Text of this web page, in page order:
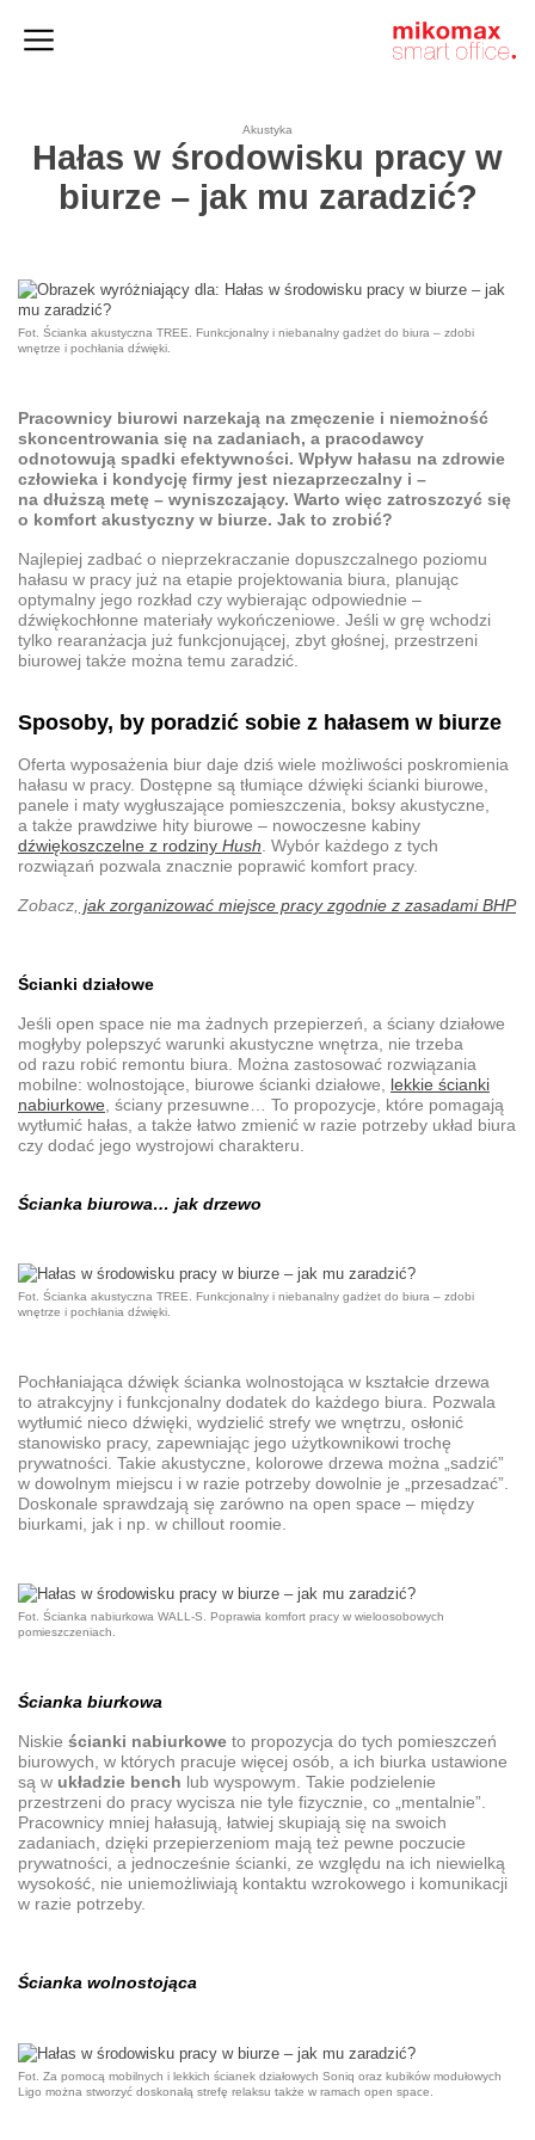
Akustyka
Hałas w środowisku pracy w
biurze – jak mu zaradzić?
Fot. Ścianka akustyczna TREE. Funkcjonalny i niebanalny gadżet do biura – zdobi
wnętrze i pochłania dźwięki.
Pracownicy biurowi narzekają na zmęczenie i niemożność
skoncentrowania się na zadaniach, a pracodawcy
odnotowują spadki efektywności. Wpływ hałasu na zdrowie
człowieka i kondycję firmy jest niezaprzeczalny i –
na dłuższą metę – wyniszczający. Warto więc zatroszczyć się
o komfort akustyczny w biurze. Jak to zrobić?
Najlepiej zadbać o nieprzekraczanie dopuszczalnego poziomu
hałasu w pracy już na etapie projektowania biura, planując
optymalny jego rozkład czy wybierając odpowiednie –
dźwiękochłonne materiały wykończeniowe. Jeśli w grę wchodzi
tylko rearanżacja już funkcjonującej, zbyt głośnej, przestrzeni
biurowej także można temu zaradzić.
Sposoby, by poradzić sobie z hałasem w biurze
Oferta wyposażenia biur daje dziś wiele możliwości poskromienia
hałasu w pracy. Dostępne są tłumiące dźwięki ścianki biurowe
panele i maty wygłuszające pomieszczenia, boksy akustyczne
a także prawdziwe hity biurowe – nowoczesne kabiny
dźwiękoszczelne z rodziny Hush . Wybór każdego z tych
rozwiązań pozwala znacznie poprawić komfort pracy.
Zobacz, jak zorganizować miejsce pracy zgodnie z zasadami BHP
Ścianki działowe
Jeśli open space nie ma żadnych przepierzeń, a ściany działowe
mogłyby polepszyć warunki akustyczne wnętrza, nie trzeba
od razu robić remontu biura. Można zastosować rozwiązania
mobilne: wolnostojące, biurowe ścianki działowe, lekkie ścianki
nabiurkowe ściany przesuwne … To propozycje, które pomagają
wytłumić hałas, a także łatwo zmienić w razie potrzeby układ biura
czy dodać jego wystrojowi charakteru.
Ścianka biurowa… jak drzewo
Fot. Ścianka akustyczna TREE. Funkcjonalny i niebanalny gadżet do biura – zdobi
wnętrze i pochłania dźwięki.
Pochłaniająca dźwięk ścianka wolnostojąca w kształcie drzewa
to atrakcyjny i funkcjonalny dodatek do każdego biura. Pozwala
wytłumić nieco dźwięki, wydzielić strefy we wnętrzu, osłonić
stanowisko pracy, zapewniając jego użytkownikowi trochę
prywatności. Takie akustyczne, kolorowe drzewa można „sadzić”
w dowolnym miejscu i w razie potrzeby dowolnie je „przesadzać”.
Doskonale sprawdzają się zarówno na open space – między
biurkami, jak i np. w chillout roomie.
Fot. Ścianka nabiurkowa WALL-S. Poprawia komfort pracy w wieloosobowych
pomieszczeniach.
Ścianka biurkowa
Niskie ścianki nabiurkowe to propozycja do tych pomieszczeń
biurowych, w których pracuje więcej osób, a ich biurka ustawione
są w układzie bench lub wyspowym. Takie podzielenie
przestrzeni do pracy wycisza nie tyle fizycznie, co „mentalnie”.
Pracownicy mniej hałasują, łatwiej skupiają się na swoich
zadaniach, dzięki przepierzeniom mają też pewne poczucie
prywatności, a jednocześnie ścianki, ze względu na ich niewielką
wysokość, nie uniemożliwiają kontaktu wzrokowego i komunikacji
w razie potrzeby.
Ścianka wolnostojąca
Fot. Za pomocą mobilnych i lekkich ścianek działowych Soniq oraz kubików modułowych
Ligo można stworzyć doskonałą strefę relaksu także w ramach open space.